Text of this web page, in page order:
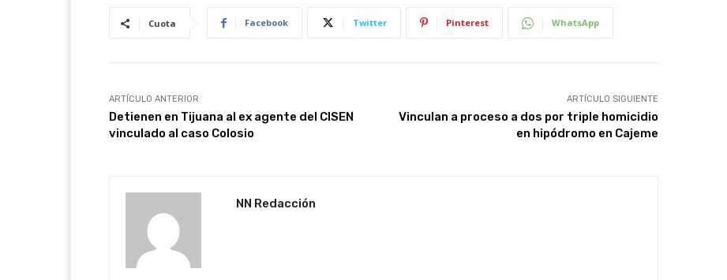
Cuota Facebook Twitter Pinterest WhatsApp
ARTÍCULO ANTERIOR
Detienen en Tijuana al ex agente del CISEN
vinculado al caso Colosio
ARTÍCULO SIGUIENTE
Vinculan a proceso a dos por triple homicidio
en hipódromo en Cajeme
NN Redacción